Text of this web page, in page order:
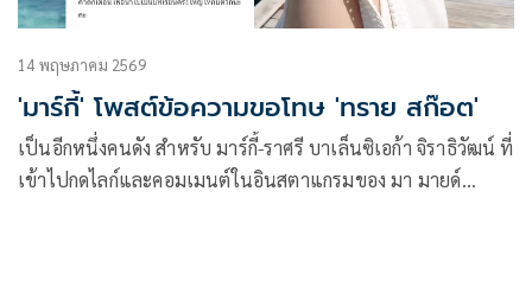
14 พฤษภาคม 2569
'มาร์กี้' โพสต์ข้อความขอโทษ 'ทราย สก๊อต'
เป็นอีกหนึ่งคนดัง สำหรับ มาร์กี้-ราศรี บาเล็นซิเอก้า จิราธิวัฒน์ ที่
เข้าไปกดไลก์และคอมเมนต์ในอินสตาแกรมของ มา มายด์